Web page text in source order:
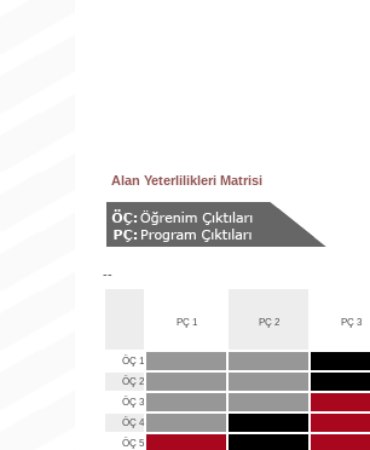
Alan Yeterlilikleri Matrisi
--
PÇ 1 PÇ 2 PÇ 3
ÖÇ 1
ÖÇ 2
ÖÇ 3
ÖÇ 4
ÖÇ 5